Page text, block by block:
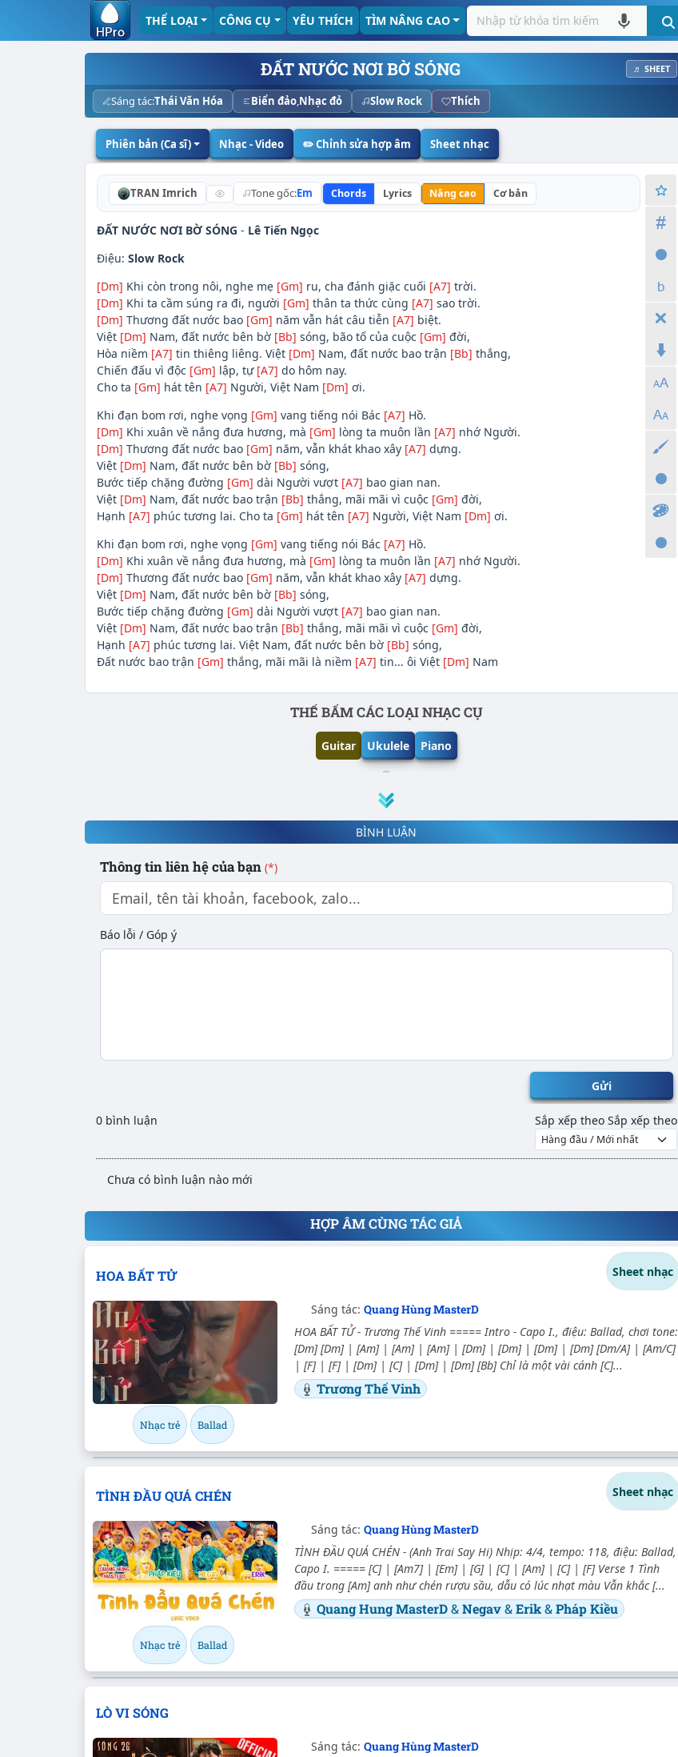
THỂ LOẠI CÔNG CỤ YÊU THÍCH TÌM NÂNG CAO
ĐẤT NƯỚC NƠI BỜ SÓNG ♬ SHEET
Sáng tác:Thái Văn Hóa Biển đảo,Nhạc đỏ Slow Rock Thích
Phiên bản (Ca sĩ) Nhạc - Video ✏️ Chỉnh sửa hợp âm Sheet nhạc
TRAN Imrich Tone gốc:Em Chords Lyrics Nâng cao Cơ bản
ĐẤT NƯỚC NƠI BỜ SÓNG - Lê Tiến Ngọc
Điệu: Slow Rock
[Dm] Khi còn trong nôi, nghe mẹ [Gm] ru, cha đánh giặc cuối [A7] trời.
[Dm] Khi ta cầm súng ra đi, người [Gm] thân ta thức cùng [A7] sao trời.
[Dm] Thương đất nước bao [Gm] năm vẫn hát câu tiễn [A7] biệt.
Việt [Dm] Nam, đất nước bên bờ [Bb] sóng, bão tố của cuộc [Gm] đời,
Hòa niềm [A7] tin thiêng liêng. Việt [Dm] Nam, đất nước bao trận [Bb] thắng,
Chiến đấu vì độc [Gm] lập, tự [A7] do hôm nay.
Cho ta [Gm] hát tên [A7] Người, Việt Nam [Dm] ơi.
Khi đạn bom rơi, nghe vọng [Gm] vang tiếng nói Bác [A7] Hồ.
[Dm] Khi xuân về nắng đưa hương, mà [Gm] lòng ta muôn lần [A7] nhớ Người.
[Dm] Thương đất nước bao [Gm] năm, vẫn khát khao xây [A7] dựng.
Việt [Dm] Nam, đất nước bên bờ [Bb] sóng,
Bước tiếp chặng đường [Gm] dài Người vượt [A7] bao gian nan.
Việt [Dm] Nam, đất nước bao trận [Bb] thắng, mãi mãi vì cuộc [Gm] đời,
Hạnh [A7] phúc tương lai. Cho ta [Gm] hát tên [A7] Người, Việt Nam [Dm] ơi.
Khi đạn bom rơi, nghe vọng [Gm] vang tiếng nói Bác [A7] Hồ.
[Dm] Khi xuân về nắng đưa hương, mà [Gm] lòng ta muôn lần [A7] nhớ Người.
[Dm] Thương đất nước bao [Gm] năm, vẫn khát khao xây [A7] dựng.
Việt [Dm] Nam, đất nước bên bờ [Bb] sóng,
Bước tiếp chặng đường [Gm] dài Người vượt [A7] bao gian nan.
Việt [Dm] Nam, đất nước bao trận [Bb] thắng, mãi mãi vì cuộc [Gm] đời,
Hạnh [A7] phúc tương lai. Việt Nam, đất nước bên bờ [Bb] sóng,
Đất nước bao trận [Gm] thắng, mãi mãi là niềm [A7] tin... ôi Việt [Dm] Nam
THẾ BẤM CÁC LOẠI NHẠC CỤ
Guitar Ukulele Piano
BÌNH LUẬN
Thông tin liên hệ của bạn (*)
Báo lỗi / Góp ý
Gửi
0 bình luận Sắp xếp theo Sắp xếp theo
Chưa có bình luận nào mới
HỢP ÂM CÙNG TÁC GIẢ
HOA BẤT TỬ Sheet nhạc
Nhạc trẻ Ballad
Sáng tác: Quang Hùng MasterD
HOA BẤT TỬ - Trương Thế Vinh ===== Intro - Capo I., điệu: Ballad, chơi tone:
[Dm] [Dm] | [Am] | [Am] | [Am] | [Dm] | [Dm] | [Dm] | [Dm] [Dm/A] | [Am/C]
| [F] | [F] | [Dm] | [C] | [Dm] | [Dm] [Bb] Chỉ là một vài cánh [C]...
Trương Thế Vinh
TÌNH ĐẦU QUÁ CHÉN Sheet nhạc
Nhạc trẻ Ballad
Sáng tác: Quang Hùng MasterD
TÌNH ĐẦU QUÁ CHÉN - (Anh Trai Say Hi) Nhịp: 4/4, tempo: 118, điệu: Ballad,
Capo I. ===== [C] | [Am7] | [Em] | [G] | [C] | [Am] | [C] | [F] Verse 1 Tình
đầu trong [Am] anh như chén rượu sầu, dẫu có lúc nhạt màu Vẫn khắc [...
Quang Hung MasterD&Negav&Erik&Pháp Kiều
LÒ VI SÓNG
Sáng tác: Quang Hùng MasterD